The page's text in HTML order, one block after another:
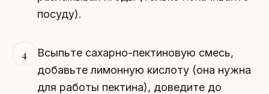
посуду).
4
Всыпьте сахарно-пектиновую смесь,
добавьте лимонную кислоту (она нужна
для работы пектина), доведите до